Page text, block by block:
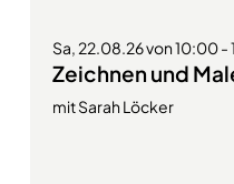
Sa, 22.08.26 von 10:00 -
Zeichnen und
mit Sarah Löcker